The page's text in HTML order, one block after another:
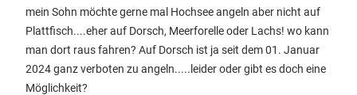
mein Sohn möchte gerne mal Hochsee angeln aber nicht auf
Plattfisch....eher auf Dorsch, Meerforelle oder Lachs! wo kann
man dort raus fahren? Auf Dorsch ist ja seit dem 01. Januar
2024 ganz verboten zu angeln.....leider oder gibt es doch eine
Möglichkeit?